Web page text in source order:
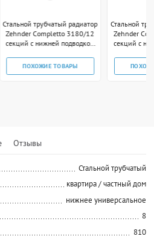
Стальной трубчатый радиатор
Zehnder Completto 3180/12
секций с нижней подводкой
ПОХОЖИЕ ТОВАРЫ
Стальной
Zehnder
секций с
Отзывы
Стальной трубчатый
квартира / частный дом
нижнее универсальное
8
810